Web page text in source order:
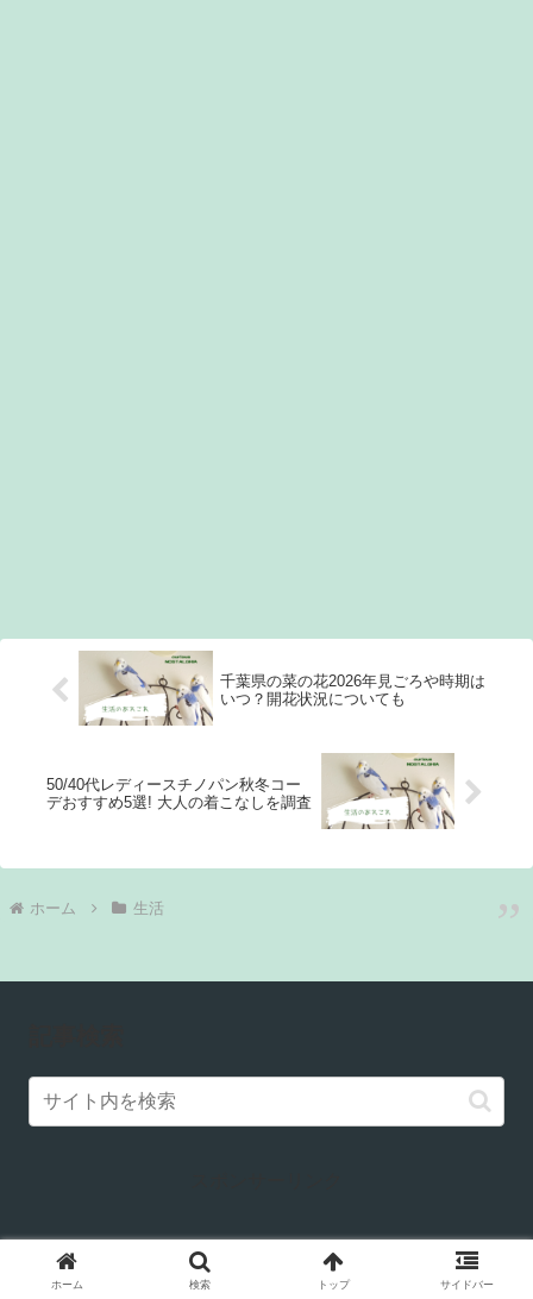
千葉県の菜の花2026年見ごろや時期は
いつ？開花状況についても
50/40代レディースチノパン秋冬コー
デおすすめ5選! 大人の着こなしを調査
ホーム 生活
ホーム 検索 トップ サイドバー